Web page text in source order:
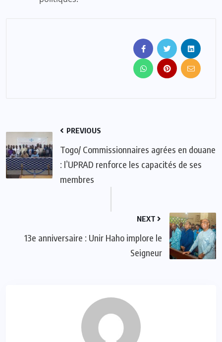
PREVIOUS
Togo/ Commissionnaires agrées en douane
: l’UPRAD renforce les capacités de ses
membres
NEXT
13e anniversaire : Unir Haho implore le
Seigneur